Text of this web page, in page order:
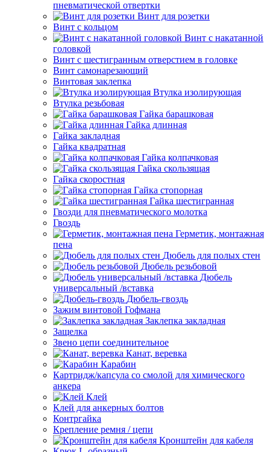
пневматической отвертки
Винт для розетки
Винт с кольцом
Винт с накатанной
головкой
Винт с шестигранным отверстием в головке
Винт самонарезающий
Винтовая заклепка
Втулка изолирующая
Втулка резьбовая
Гайка барашковая
Гайка длинная
Гайка закладная
Гайка квадратная
Гайка колпачковая
Гайка скользящая
Гайка скоростная
Гайка стопорная
Гайка шестигранная
Гвозди для пневматического молотка
Гвоздь
Герметик, монтажная
пена
Дюбель для полых стен
Дюбель резьбовой
Дюбель
универсальный /вставка
Дюбель-гвоздь
Зажим винтовой Гофмана
Заклепка закладная
Защелка
Звено цепи соединительное
Канат, веревка
Карабин
Картридж/капсула со смолой для химического
анкера
Клей
Клей для анкерных болтов
Контргайка
Крепление ремня / цепи
Кронштейн для кабеля